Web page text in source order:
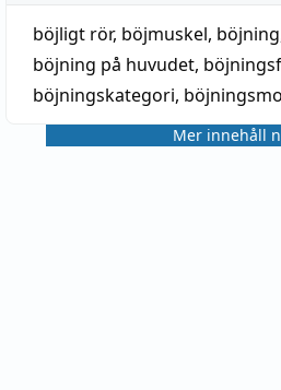
böjligt rör, böjmuskel, böjning
böjning på huvudet,
böjningskategori,
Mer innehåll